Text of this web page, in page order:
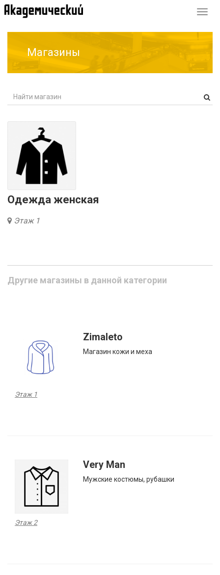
Магазины
Одежда женская
Этаж 1
Другие магазины в данной категории
Zimaleto
Магазин кожи и меха
Этаж 1
Very Man
Мужские костюмы, рубашки
Этаж 2